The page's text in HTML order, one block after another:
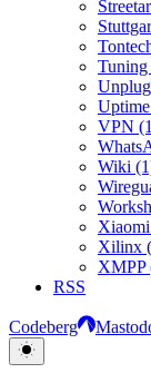
Tuning
VPN
Wiki
Xilinx
XMPP
RSS
Codeberg